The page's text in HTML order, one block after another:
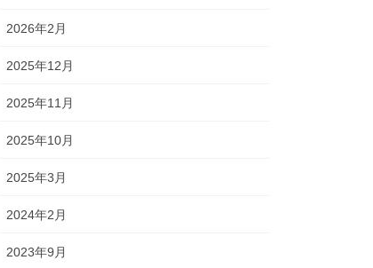
2026年2月
2025年12月
2025年11月
2025年10月
2025年3月
2024年2月
2023年9月